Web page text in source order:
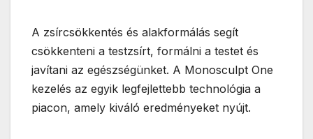
A zsírcsökkentés és alakformálás segít
csökkenteni a testzsírt, formálni a testet és
javítani az egészségünket. A Monosculpt One
kezelés az egyik legfejlettebb technológia a
piacon, amely kiváló eredményeket nyújt.